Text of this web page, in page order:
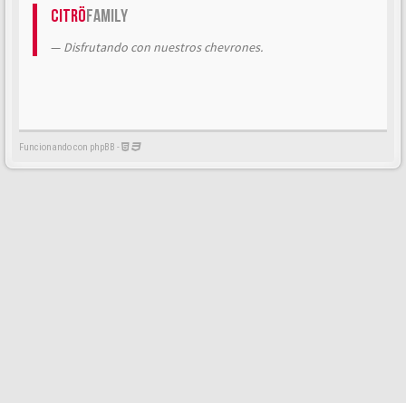
CitröFamily
Disfrutando con nuestros chevrones.
Funcionando con phpBB -